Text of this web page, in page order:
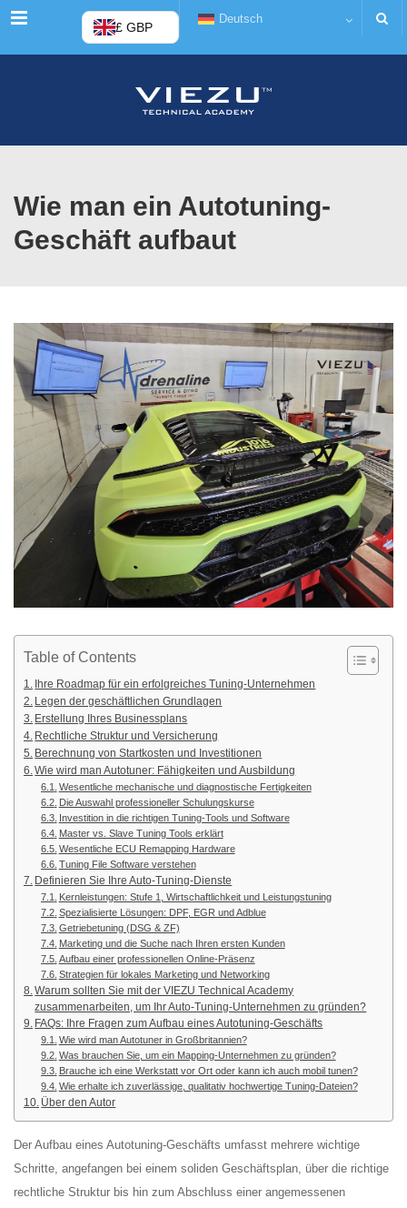
Menü £ GBP
Deutsch
Wie man ein Autotuning-
Geschäft aufbaut
Table of Contents
Ihre Roadmap für ein erfolgreiches Tuning-Unternehmen
Legen der geschäftlichen Grundlagen
Erstellung Ihres Businessplans
Rechtliche Struktur und Versicherung
Berechnung von Startkosten und Investitionen
Wie wird man Autotuner: Fähigkeiten und Ausbildung
Wesentliche mechanische und diagnostische Fertigkeiten
Die Auswahl professioneller Schulungskurse
Investition in die richtigen Tuning-Tools und Software
Master vs. Slave Tuning Tools erklärt
Wesentliche ECU Remapping Hardware
Tuning File Software verstehen
Definieren Sie Ihre Auto-Tuning-Dienste
Kernleistungen: Stufe 1, Wirtschaftlichkeit und Leistungstuning
Spezialisierte Lösungen: DPF, EGR und Adblue
Getriebetuning (DSG & ZF)
Marketing und die Suche nach Ihren ersten Kunden
Aufbau einer professionellen Online-Präsenz
Strategien für lokales Marketing und Networking
Warum sollten Sie mit der VIEZU Technical Academy
zusammenarbeiten, um Ihr Auto-Tuning-Unternehmen zu gründen?
FAQs: Ihre Fragen zum Aufbau eines Autotuning-Geschäfts
Wie wird man Autotuner in Großbritannien?
Was brauchen Sie, um ein Mapping-Unternehmen zu gründen?
Brauche ich eine Werkstatt vor Ort oder kann ich auch mobil tunen?
Wie erhalte ich zuverlässige, qualitativ hochwertige Tuning-Dateien?
Über den Autor
Der Aufbau eines Autotuning-Geschäfts umfasst mehrere wichtige
Schritte, angefangen bei einem soliden Geschäftsplan, über die richtige
rechtliche Struktur bis hin zum Abschluss einer angemessenen